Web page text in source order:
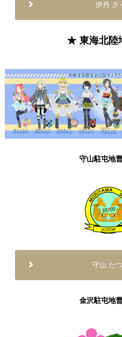
伊丹 さ
★ 東海北陸
守山駐屯地
守山 た
金沢駐屯地